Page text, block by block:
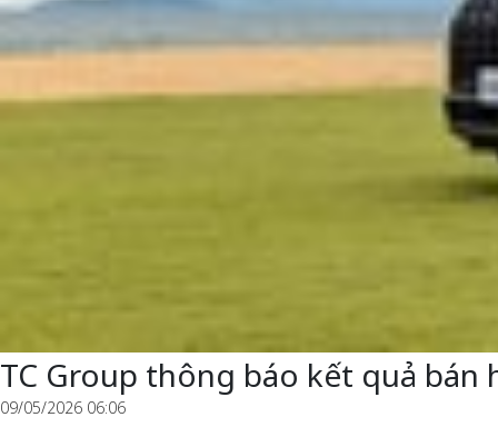
TC Group thông báo kết quả
09/05/2026 06:06